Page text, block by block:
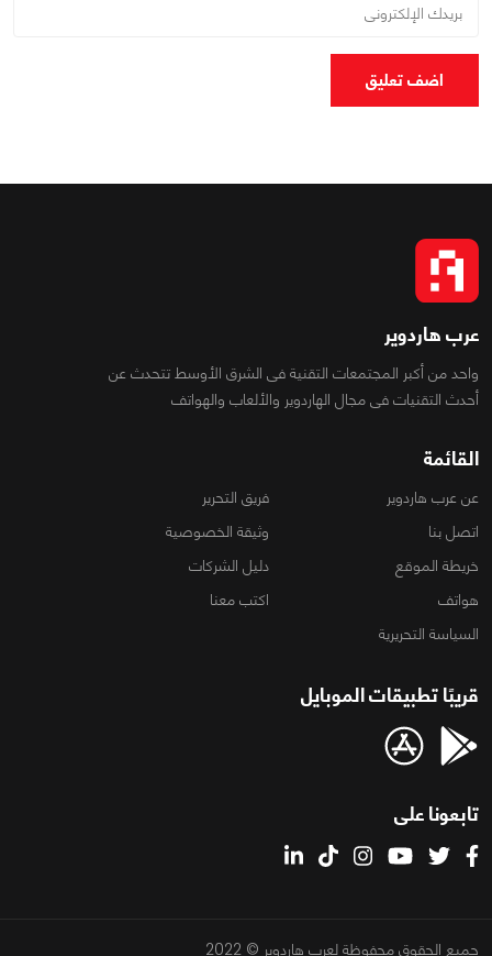
اضف تعليق
عرب هاردوير
واحد من أكبر المجتمعات التقنية فى الشرق الأوسط تتحدث عن
أحدث التقنيات فى مجال الهاردوير والألعاب والهواتف
القائمة
عن عرب هاردوير
فريق التحرير
اتصل بنا
وثيقة الخصوصية
خريطة الموقع
دليل الشركات
هواتف
اكتب معنا
السياسة التحريرية
قريبًا تطبيقات الموبايل
تابعونا على
جميع الحقوق محفوظة لعرب هاردوير © 2022